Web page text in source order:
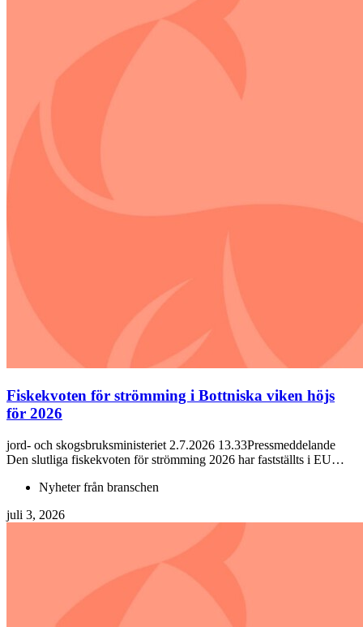
Fiskekvoten för strömming i Bottniska viken höjs
för 2026
jord- och skogsbruksministeriet 2.7.2026 13.33Pressmeddelande
Den slutliga fiskekvoten för strömming 2026 har fastställts i EU…
Nyheter från branschen
juli 3, 2026